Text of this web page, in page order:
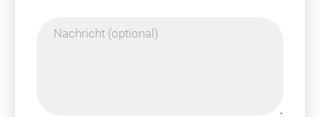
Nachricht (optional)